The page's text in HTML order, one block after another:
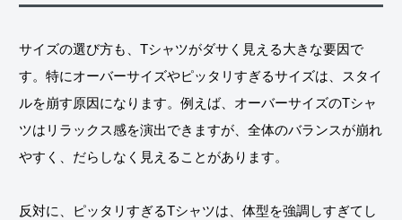
サイズの選び方も、Tシャツがダサく見える大きな要因で
す。特にオーバーサイズやピッタリすぎるサイズは、スタイ
ルを崩す原因になります。例えば、オーバーサイズのTシャ
ツはリラックス感を演出できますが、全体のバランスが崩れ
やすく、だらしなく見えることがあります。
反対に、ピッタリすぎるTシャツは、体型を強調しすぎてし